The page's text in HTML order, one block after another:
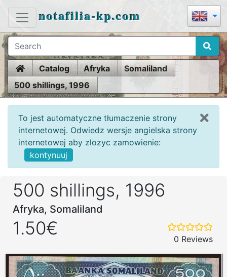
notafilia-kp.com
HomeCatalog Afryka
Somaliland
500 shillings, 1996
To jest automatyczne tłumaczenie strony
internetowej. Odwiedz wersje angielska strony
internetowej aby zlozyc zamowienie:
kontynuuj
500 shillings, 1996
Afryka, Somaliland
1.50€
0 Reviews